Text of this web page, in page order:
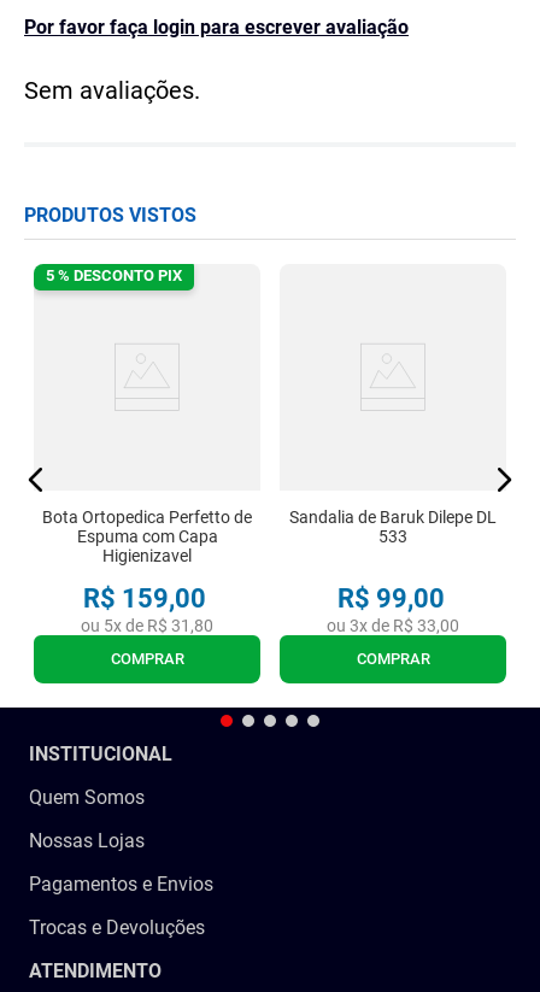
Por favor faça login para escrever avaliação
Sem avaliações.
PRODUTOS VISTOS
5 % DESCONTO PIX
Bota Ortopedica Perfetto de
Espuma com Capa
Higienizavel
R$ 159,00
ou 5x de R$ 31 ,80
COMPRAR
Sandalia de Baruk Dilepe DL
533
R$ 99,00
ou 3x de R$ 33,00
COMPRAR
INSTITUCIONAL
Quem Somos
Nossas Lojas
Pagamentos e Envios
Trocas e Devoluções
ATENDIMENTO